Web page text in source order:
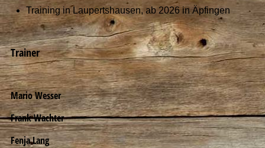
Training in Laupertshausen, ab 2026 in Äpfingen
Trainer
Mario Wesser
Frank Wachter
Fenja Lang